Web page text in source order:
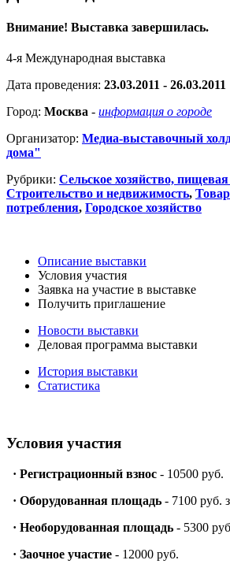
Внимание! Выставка завершилась.
4-я Международная выставка
Дата проведения: 23.03.2011 - 26.03.2011
Город: Москва - информация о городе
Организатор: Медиа-выставочный
дома"
Рубрики: Сельское хозяйство,
Строительство и недвижимость,
потребления, Городское хозяйство
Описание выставки
Условия участия
Заявка на участие в выставке
Получить приглашение
Новости выставки
Деловая программа выставки
История выставки
Статистика
Условия участия
· Регистрационный взнос - 10500 руб.
· Оборудованная площадь - 7100 руб.
· Необорудованная площадь - 5300
· Заочное участие - 12000 руб.